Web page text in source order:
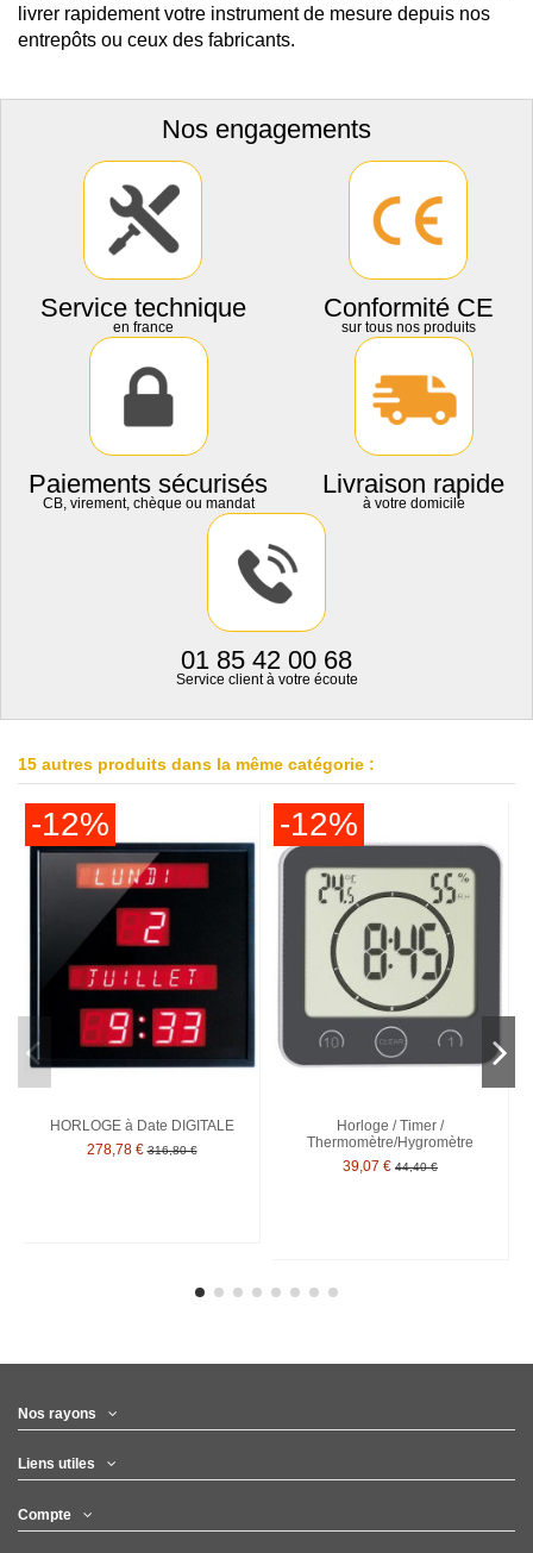
livrer rapidement votre instrument de mesure depuis nos
entrepôts ou ceux des fabricants.
Nos engagements
Service technique
en france
Conformité CE
sur tous nos produits
Paiements sécurisés
CB, virement, chèque ou mandat
Livraison rapide
à votre domicile
01 85 42 00 68
Service client à votre écoute
15 autres produits dans la même catégorie :
-12%
HORLOGE à Date DIGITALE
278,78 € 316,80 €
-12%
Horloge / Timer /
Thermomètre/Hygromètre
39,07 € 44,40 €
Nos rayons
Liens utiles
Compte